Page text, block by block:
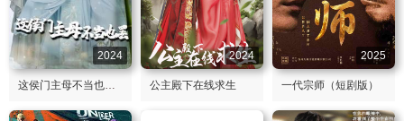
2024
这侯门主母不当也罢（惹春意）
2024
公主殿下在线求生
2025
一代宗师（短剧版）